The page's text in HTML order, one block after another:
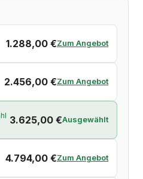
1.288,00 €Zum Angebot
2.456,00 €Zum Angebot
3.625,00 €Ausgewählt
4.794,00 €Zum Angebot